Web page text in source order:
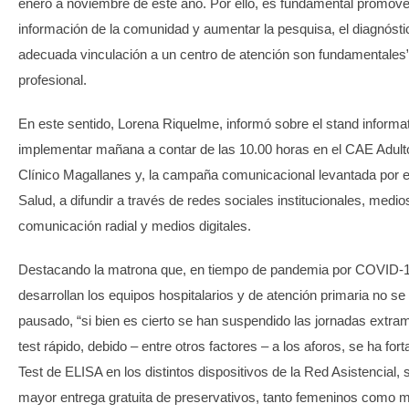
enero a noviembre de este año. Por ello, es fundamental
información de la comunidad y aumentar la pesquisa, el
adecuada vinculación a un centro de atención son
profesional.
En este sentido, Lorena Riquelme, informó sobre el stand
implementar mañana a contar de las 10.00 horas en el CAE
Clínico Magallanes y, la campaña comunicacional levantada por
Salud, a difundir a través de redes sociales institucionales,
comunicación radial y medios digitales.
Destacando la matrona que, en tiempo de pandemia por COVID-
desarrollan los equipos hospitalarios y de atención primaria no se
pausado, “si bien es cierto se han suspendido las jornadas
test rápido, debido – entre otros factores – a los aforos, se ha
Test de ELISA en los distintos dispositivos de la Red Asistencial,
mayor entrega gratuita de preservativos, tanto femeninos como